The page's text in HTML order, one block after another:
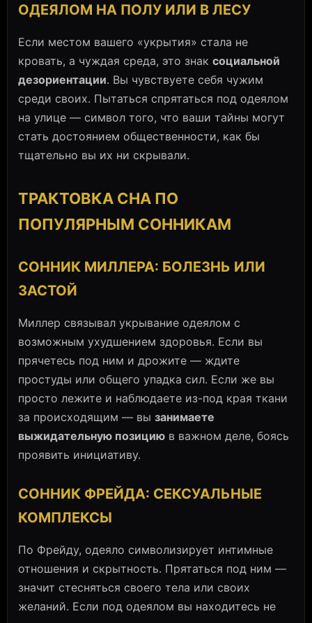
ОДЕЯЛОМ НА ПОЛУ ИЛИ В ЛЕСУ
Если местом вашего «укрытия» стала не
кровать, а чуждая среда, это знак социальной
дезориентации. Вы чувствуете себя чужим
среди своих. Пытаться спрятаться под одеялом
на улице — символ того, что ваши тайны могут
стать достоянием общественности, как бы
тщательно вы их ни скрывали.
ТРАКТОВКА СНА ПО
ПОПУЛЯРНЫМ СОННИКАМ
СОННИК МИЛЛЕРА: БОЛЕЗНЬ ИЛИ
ЗАСТОЙ
Миллер связывал укрывание одеялом с
возможным ухудшением здоровья. Если вы
прячетесь под ним и дрожите — ждите
простуды или общего упадка сил. Если же вы
просто лежите и наблюдаете из-под края ткани
за происходящим — вы занимаете
выжидательную позицию в важном деле, боясь
проявить инициативу.
СОННИК ФРЕЙДА: СЕКСУАЛЬНЫЕ
КОМПЛЕКСЫ
По Фрейду, одеяло символизирует интимные
отношения и скрытность. Прятаться под ним —
значит стесняться своего тела или своих
желаний. Если под одеялом вы находитесь не